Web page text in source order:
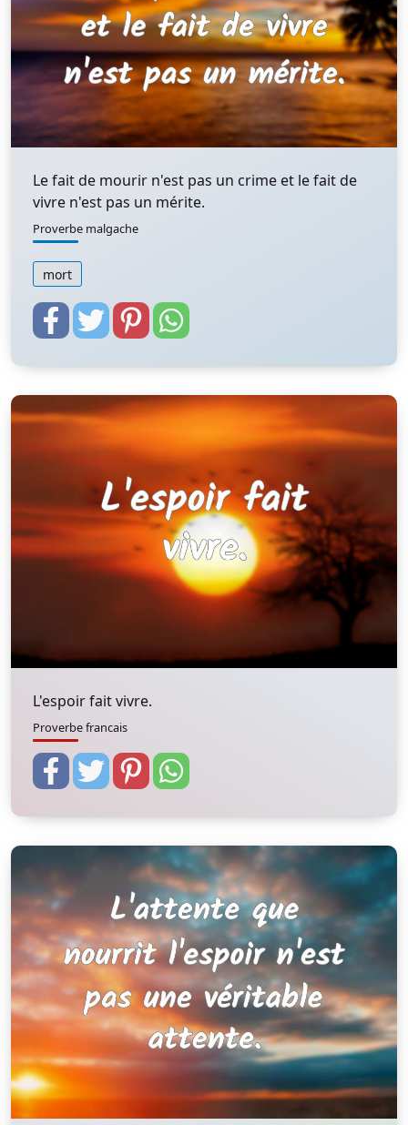
Le fait de mourir n'est pas un crime et le fait de
vivre n'est pas un mérite.
Proverbe malgache
mort
L'espoir fait vivre.
Proverbe francais